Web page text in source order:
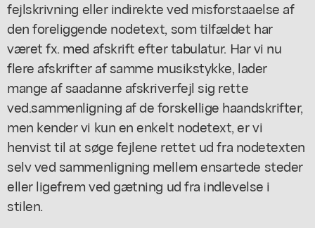
fejlskrivning eller indirekte ved misforstaaelse af
den foreliggende nodetext, som tilfældet har
været fx. med afskrift efter tabulatur. Har vi nu
flere afskrifter af samme musikstykke, lader
mange af saadanne afskriverfejl sig rette
ved.sammenligning af de forskellige haandskrifter,
men kender vi kun en enkelt nodetext, er vi
henvist til at søge fejlene rettet ud fra nodetexten
selv ved sammenligning mellem ensartede steder
eller ligefrem ved gætning ud fra indlevelse i
stilen.